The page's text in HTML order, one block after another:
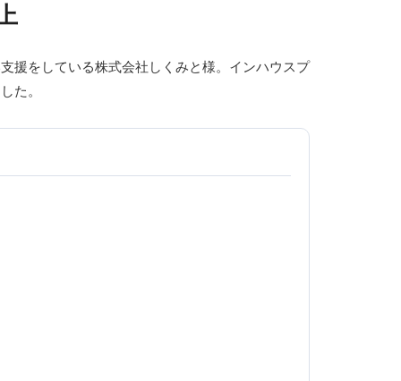
援をしている株式会社しくみと様。インハウスプ
た。